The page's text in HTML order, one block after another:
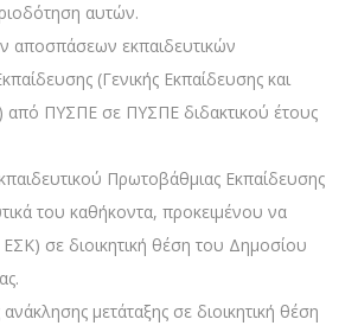
αυτών.
αποσπάσεων εκπαιδευτικών
(Γενικής Εκπαίδευσης και
από ΠΥΣΠΕ σε ΠΥΣΠΕ διδακτικού έτους
Πρωτοβάθμιας Εκπαίδευσης
του καθήκοντα, προκειμένου να
ΕΣΚ) σε διοικητική θέση του Δημοσίου
μετάταξης σε διοικητική θέση